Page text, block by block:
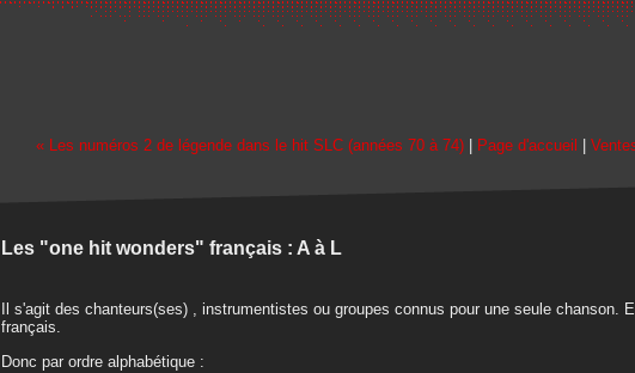
« Les numéros 2 de légende dans le hit SLC (années 70 à 74) Page d'accueil
Les "one hit wonders" français : A à L
Il s'agit des chanteurs(ses) , instrumentistes ou groupes connus pour une seule chanson.
français.
Donc par ordre alphabétique :